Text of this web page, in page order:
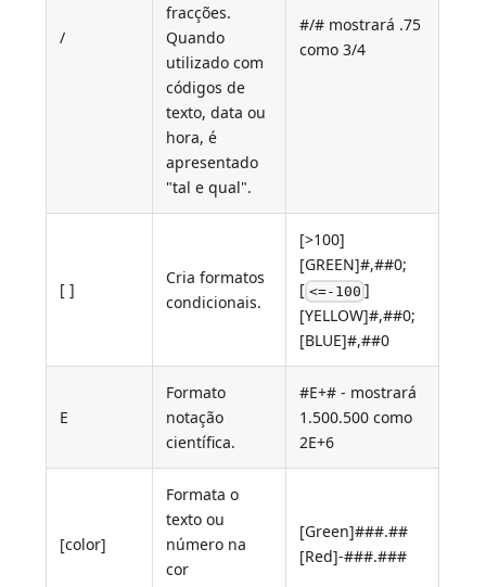
/
fracções.
Quando
utilizado com
códigos de
texto, data ou
hora, é
apresentado
"tal e qual".
#/# mostrará .75
como 3/4
[ ]
Cria formatos
condicionais.
[>100]
[GREEN]#,##0;
[ <=-100 ]
[YELLOW]#,##0;
[BLUE]#,##0
E
Formato
notação
científica.
#E+# - mostrará
1.500.500 como
2E+6
[color]
Formata o
texto ou
número na
cor
[Green]###.##
[Red]-###.###